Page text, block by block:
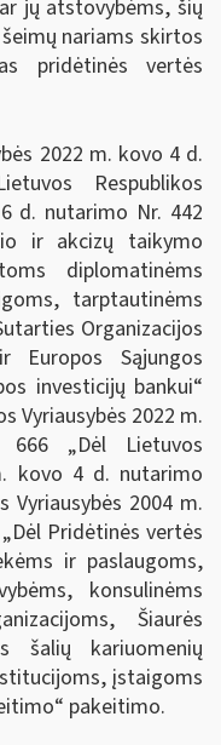
jų atstovybėms, šių
nariams skirtos
pridėtinės vertės
2022 m. kovo 4 d.
Respublikos
d. nutarimo Nr. 442
ir akcizų taikymo
diplomatinėms
tarptautinėms
Organizacijos
Europos Sąjungos
investicijų bankui“
Vyriausybės 2022 m.
„Dėl Lietuvos
kovo 4 d. nutarimo
Vyriausybės 2004 m.
Pridėtinės vertės
ir paslaugoms,
konsulinėms
Šiaurės
šalių kariuomenių
įstaigoms
pakeitimo.